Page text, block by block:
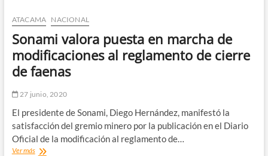
del
FMI
«marca
un
retroceso
muy
ATACAMA NACIONAL
Sonami valora puesta en marcha de
modificaciones al reglamento de cierre
de faenas
27 junio, 2020
El presidente de Sonami, Diego Hernández, manifestó la
satisfacción del gremio minero por la publicación en el Diario
Oficial de la modificación al reglamento de…
Ver másSonami